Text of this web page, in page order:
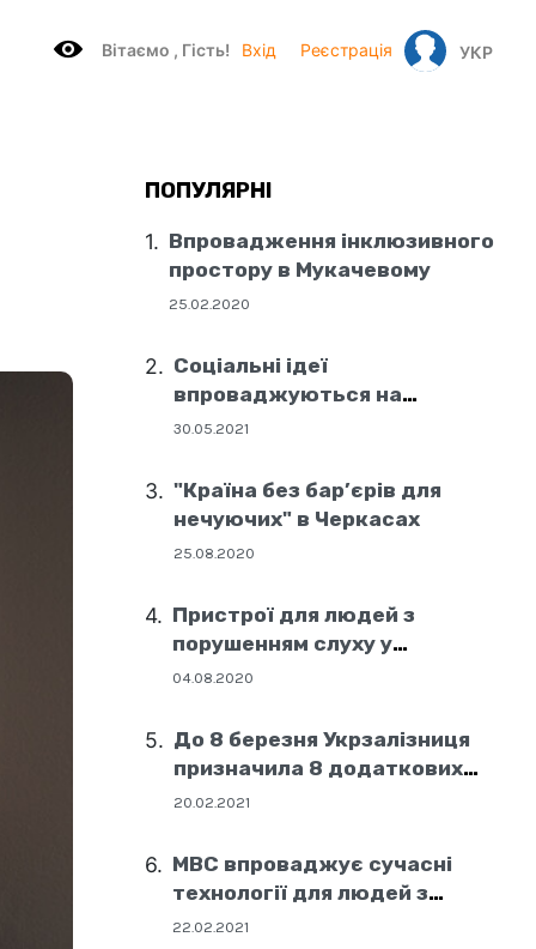
Вітаємo , Гість! Вхід Реєстрація УКР
ПОПУЛЯРНІ
Впровадження інклюзивного
простору в Мукачевому
25.02.2020
Соціальні ідеї
впроваджуються на
державному рівні
30.05.2021
"Країна без бар’єрів для
нечуючих" в Черкасах
25.08.2020
Пристрої для людей з
порушенням слуху у
соціальних центрах Дніпра
04.08.2020
До 8 березня Укрзалізниця
призначила 8 додаткових
поїздів
20.02.2021
МВС впроваджує сучасні
технології для людей з
порушенням слуху
22.02.2021